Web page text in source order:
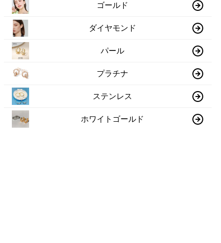
ゴールド
ダイヤモンド
パール
プラチナ
ステンレス
ホワイトゴールド